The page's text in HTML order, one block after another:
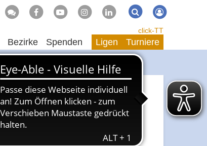
Suche Suchen
Bezirke Spenden
click-TT
Ligen Turniere